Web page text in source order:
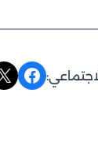
Share on Facebook
Share on X